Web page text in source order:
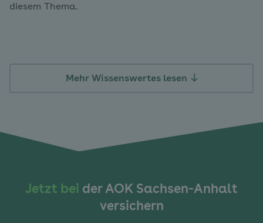
diesem Thema.
Mehr Wissenswertes lesen
Jetzt bei der AOK Sachsen-Anhalt
versichern